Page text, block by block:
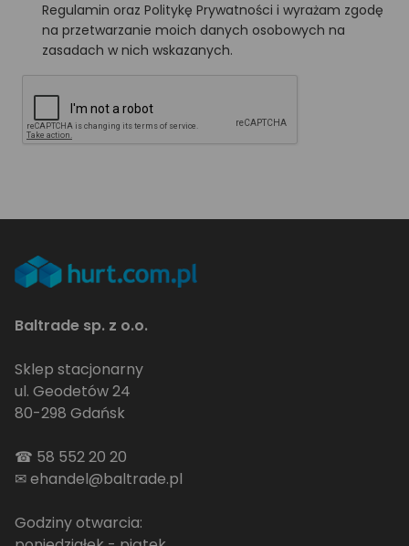
Regulamin oraz Politykę Prywatności i wyrażam zgodę
na przetwarzanie moich danych osobowych na
zasadach w nich wskazanych.
Baltrade sp. z o.o.
Sklep stacjonarny
ul. Geodetów 24
80-298 Gdańsk
☎ 58 552 20 20
✉ehandel@baltrade.pl
Godziny otwarcia: